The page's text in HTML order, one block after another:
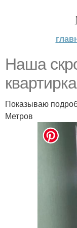
Наша
Показываю
Метров